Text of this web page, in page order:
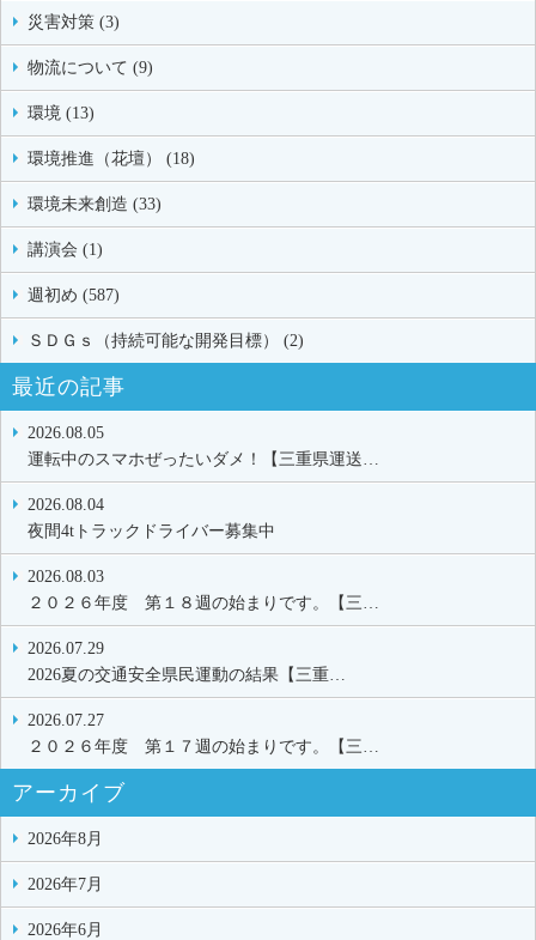
災害対策 (3)
物流について (9)
環境 (13)
環境推進（花壇） (18)
環境未来創造 (33)
講演会 (1)
週初め (587)
ＳＤＧｓ（持続可能な開発目標） (2)
最近の記事
2026.08.05
運転中のスマホぜったいダメ！【三重県運送…
2026.08.04
夜間4tトラックドライバー募集中
2026.08.03
２０２６年度 第１８週の始まりです。【三…
2026.07.29
2026夏の交通安全県民運動の結果【三重…
2026.07.27
２０２６年度 第１７週の始まりです。【三…
アーカイブ
2026年8月
2026年7月
2026年6月